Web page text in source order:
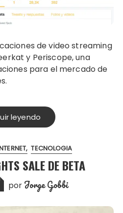
y Periscope, una
para el mercado de
leyendo
TECNOLOGIA
SALE DE BETA
por Jorge Gobbi